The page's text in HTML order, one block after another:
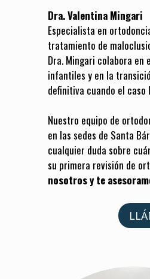
Dra. Valentina Mingari
Especialista en
tratamiento de
Dra. Mingari colabora en
infantiles y en la
definitiva cuando el caso
Nuestro equipo de
en las sedes de Santa
cualquier duda sobre
su primera revisión de
nosotros y te